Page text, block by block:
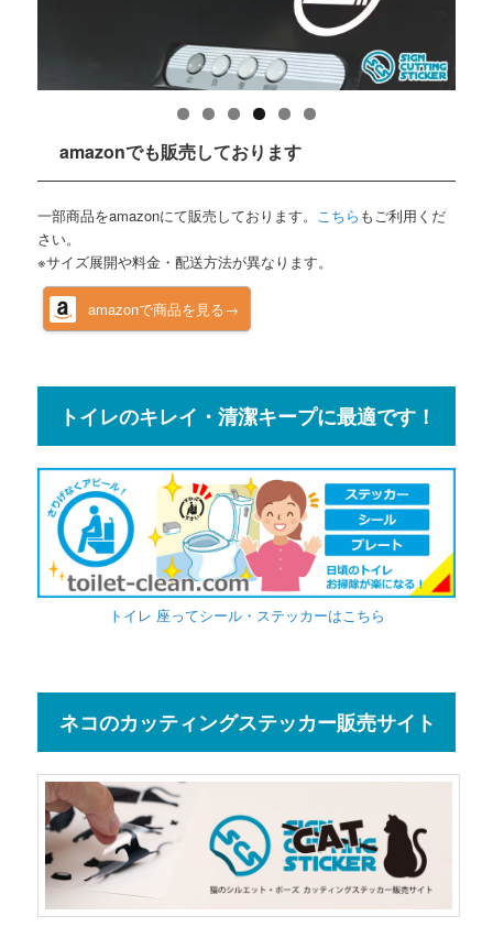
amazonでも販売しております
一部商品をamazonにて販売しております。 こちら もご利用くだ
さい。
※サイズ展開や料金・配送方法が異なります。
amazonで商品を見る→
トイレのキレイ・清潔キープに最適です！
トイレ 座ってシール・ステッカーはこちら
ネコのカッティングステッカー販売サイト